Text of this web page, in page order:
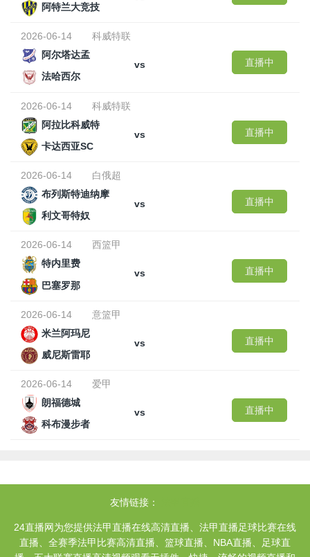
阿特兰大竞技
2026-06-14
科威特联
阿尔塔达孟
vs
法哈西尔
直播中
2026-06-14
科威特联
阿拉比科威特
vs
卡达西亚SC
直播中
2026-06-14
白俄超
布列斯特迪纳摩
vs
利文哥特奴
直播中
2026-06-14
西篮甲
特内里费
vs
巴塞罗那
直播中
2026-06-14
意篮甲
米兰阿玛尼
vs
威尼斯雷耶
直播中
2026-06-14
爱甲
朗福德城
vs
科布漫步者
直播中
友情链接：
24直播网为您提供法甲直播在线高清直播、法甲直播足球比赛在线
直播、全赛季法甲比赛高清直播、篮球直播、NBA直播、足球直